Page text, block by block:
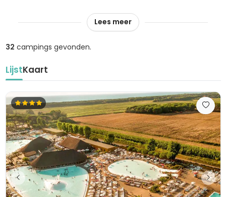
TUI Nederland biedt ook kampeervakanties aan in diverse
vakantielanden in Europa. De accommodaties zijn niet van
Lees meer
32 campings gevonden.
LijstKaart